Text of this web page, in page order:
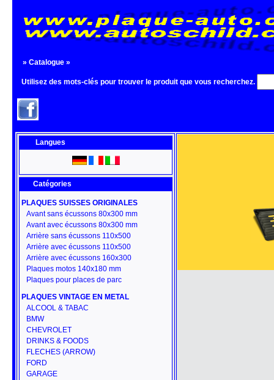
» Catalogue »
Utilisez des mots-clés pour trouver le produit que vous recherchez.
Langues
Catégories
PLAQUES SUISSES ORIGINALES
Avant sans écussons 80x300 mm
Avant avec écussons 80x300 mm
Arrière sans écussons 110x500
Arrière avec écussons 110x500
Arrière avec écussons 160x300
Plaques motos 140x180 mm
Plaques pour places de parc
PLAQUES VINTAGE EN METAL
ALCOOL & TABAC
BMW
CHEVROLET
DRINKS & FOODS
FLECHES (ARROW)
FORD
GARAGE